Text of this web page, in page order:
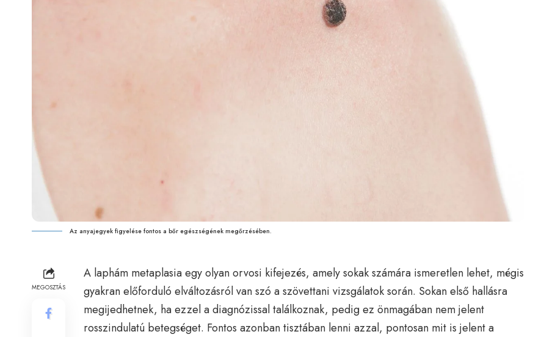
Az anyajegyek figyelése fontos a bőr egészségének megőrzésében.
MEGOSZTÁS
A laphám metaplasia egy olyan orvosi kifejezés, amely sokak számára ismeretlen lehet, mégis
gyakran előforduló elváltozásról van szó a szövettani vizsgálatok során. Sokan első hallásra
megijedhetnek, ha ezzel a diagnózissal találkoznak, pedig ez önmagában nem jelent
rosszindulatú betegséget. Fontos azonban tisztában lenni azzal, pontosan mit is jelent a